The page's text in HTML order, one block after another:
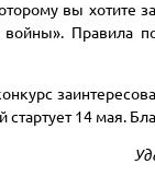
вы хотите
войны». Правила
стартует 14 мая.